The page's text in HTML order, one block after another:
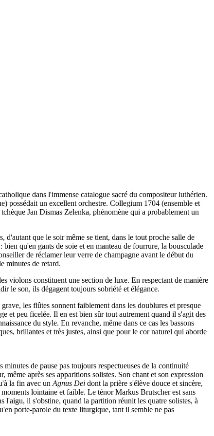
dans l'immense catalogue sacré du compositeur luthérien.
possédait un excellent orchestre. Collegium 1704 (ensemble et
Jan Dismas Zelenka, phénomène qui a probablement un
d'autant que le soir même se tient, dans le tout proche salle de
bien qu'en gants de soie et en manteau de fourrure, la bousculade
de réclamer leur verre de champagne avant le début du
minutes de retard.
violons constituent une section de luxe. En respectant de manière
le son, ils dégagent toujours sobriété et élégance.
les flûtes sonnent faiblement dans les doublures et presque
et peu ficelée. Il en est bien sûr tout autrement quand il s'agit des
du style. En revanche, même dans ce cas les bassons
brillantes et très justes, ainsi que pour le cor naturel qui aborde
de pause pas toujours respectueuses de la continuité
après ses apparitions solistes. Son chant et son expression
la fin avec un Agnus Dei dont la prière s'élève douce et sincère,
lointaine et faible. Le ténor Markus Brutscher est sans
l'aigu, il s'obstine, quand la partition réunit les quatre solistes, à
porte-parole du texte liturgique, tant il semble ne pas